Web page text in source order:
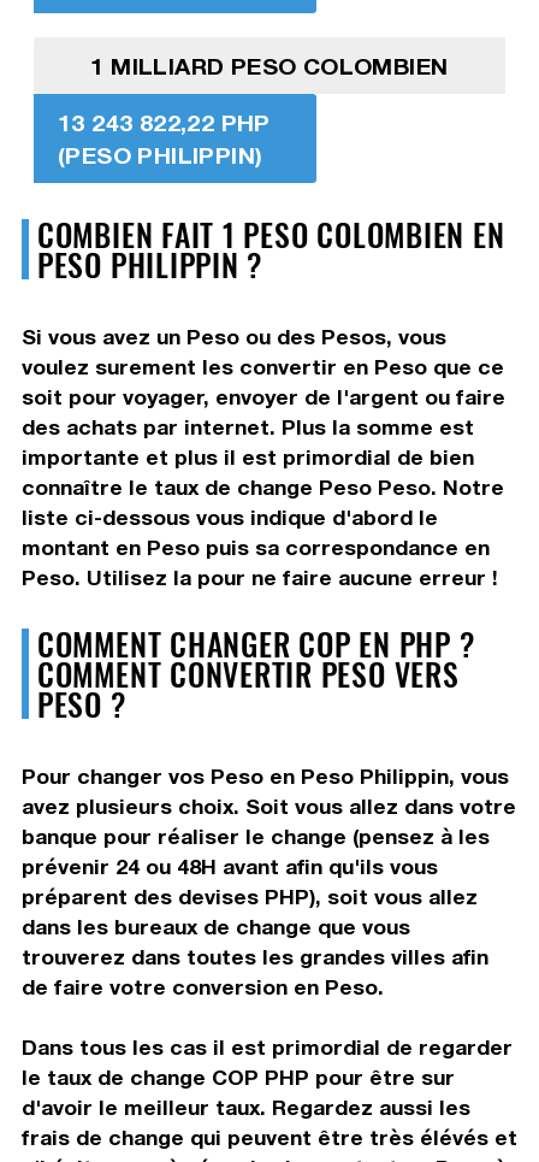
1 MILLIARD PESO COLOMBIEN
13 243 822,22 PHP
(PESO PHILIPPIN)
COMBIEN FAIT 1 PESO COLOMBIEN EN
PESO PHILIPPIN ?
Si vous avez un Peso ou des Pesos, vous
voulez surement les convertir en Peso que ce
soit pour voyager, envoyer de l'argent ou faire
des achats par internet. Plus la somme est
importante et plus il est primordial de bien
connaître le taux de change Peso Peso. Notre
liste ci-dessous vous indique d'abord le
montant en Peso puis sa correspondance en
Peso. Utilisez la pour ne faire aucune erreur !
COMMENT CHANGER COP EN PHP ?
COMMENT CONVERTIR PESO VERS
PESO ?
Pour changer vos Peso en Peso Philippin, vous
avez plusieurs choix. Soit vous allez dans votre
banque pour réaliser le change (pensez à les
prévenir 24 ou 48H avant afin qu'ils vous
préparent des devises PHP), soit vous allez
dans les bureaux de change que vous
trouverez dans toutes les grandes villes afin
de faire votre conversion en Peso.
Dans tous les cas il est primordial de regarder
le taux de change COP PHP pour être sur
d'avoir le meilleur taux. Regardez aussi les
frais de change qui peuvent être très élévés et